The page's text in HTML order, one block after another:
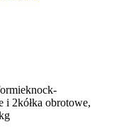
i 2kółka obrotowe,